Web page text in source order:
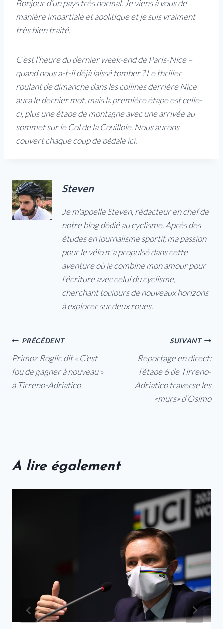
Bonjour d’un pays très normal. Je viens à vous de
manière impartiale et apolitique et je suis vraiment
très bien traité.
C’est l’heure du dernier week-end de Paris-Nice –
quand nous a-t-il déjà laissé tomber ? Le thriller
roulant de dimanche dans les collines derrière Nice
aura le dernier mot, mais la première étape est celle-
ci, plus une étape de montagne avec une arrivée au
sommet sur le Col de la Couillole. Nous aurons
couvert chaque coup de pédale ici.
Steven
Je m'appelle Steven, rédacteur en chef de
notre blog dédié au cyclisme. Après des
études en journalisme sportif, ma passion
pour le vélo m'a propulsé dans cette
aventure où je combine mon amour pour
l'écriture avec celui du cyclisme,
cherchant toujours de nouveaux horizons
à explorer sur deux roues.
Navigation
de
l’article
PRÉCÉDENT
Primoz Roglic dit « C’est
fou de gagner à nouveau »
à Tirreno-Adriatico
SUIVANT
Reportage en direct:
l’étape 6 de Tirreno-
Adriatico traverse les
«murs» d’Osimo
A lire également